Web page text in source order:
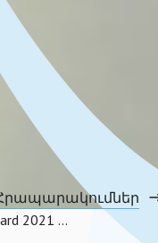
Social Impact Award 2021 ծրագրի Հայաստանի կոորդինատորի լուսաբանում